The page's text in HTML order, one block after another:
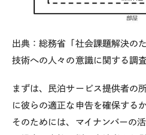
出典：総務省「社会課題解決の
技術への人々の意識に関する調
まずは、民泊サービス提供者の
に彼らの適正な申告を確保する
そのためには、マイナンバーの